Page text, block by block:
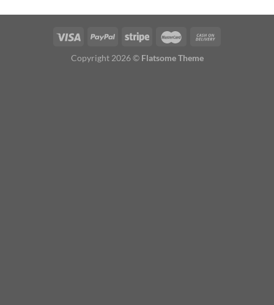
Copyright 2026 © Flatsome Theme